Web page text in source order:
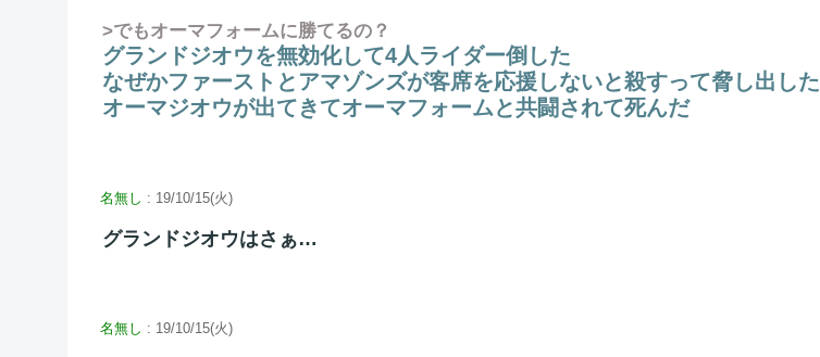
>でもオーマフォームに勝てるの？
グランドジオウを無効化して4人ライダー倒した
なぜかファーストとアマゾンズが客席を応援しないと殺すって脅し出した
オーマジオウが出てきてオーマフォームと共闘されて死んだ
名無し : 19/10/15(火)
グランドジオウはさぁ…
名無し : 19/10/15(火)